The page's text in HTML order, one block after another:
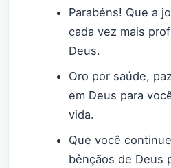
Parabéns! Que a
cada vez mais
Deus.
Oro por saúde,
em Deus para
vida.
Que você
bênçãos de Deus